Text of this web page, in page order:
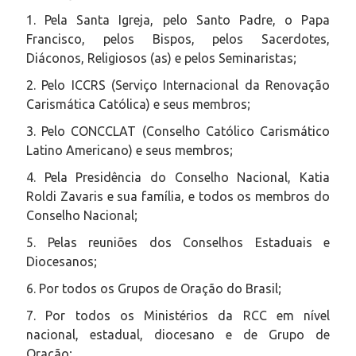
1. Pela Santa Igreja, pelo Santo Padre, o Papa
Francisco, pelos Bispos, pelos Sacerdotes,
Diáconos, Religiosos (as) e pelos Seminaristas;
2. Pelo ICCRS (Serviço Internacional da Renovação
Carismática Católica) e seus membros;
3. Pelo CONCCLAT (Conselho Católico Carismático
Latino Americano) e seus membros;
4. Pela Presidência do Conselho Nacional, Katia
Roldi Zavaris e sua família, e todos os membros do
Conselho Nacional;
5. Pelas reuniões dos Conselhos Estaduais e
Diocesanos;
6. Por todos os Grupos de Oração do Brasil;
7. Por todos os Ministérios da RCC em nível
nacional, estadual, diocesano e de Grupo de